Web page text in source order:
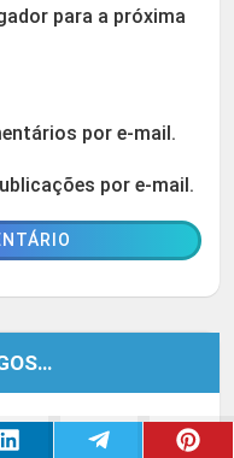
para a próxima
por e-mail.
por e-mail.